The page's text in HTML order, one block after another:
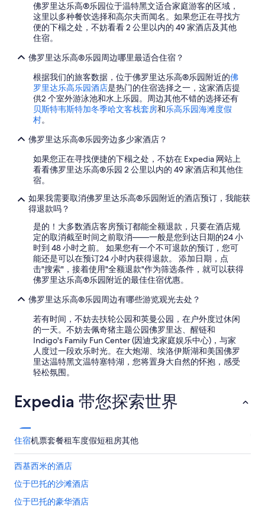
佛罗里达乐高®乐园位于温特黑文适合家庭游客的区域，
这里以多种餐饮选择和高尔夫而闻名。如果您正在寻找方
便的下榻之处，不妨看看 2 公里以内的 49 家酒店及其他
住宿。
佛罗里达乐高®乐园周边哪里最适合住宿？
根据我们的旅客数据，位于佛罗里达乐高®乐园附近的佛
罗里达乐高乐园酒店是热门的住宿选择之一，这家酒店提
供2 个室外游泳池和水上乐园。周边其他不错的选择还有
贝斯特韦斯特加冬季哈文客栈套房和乐高乐园海滩度假
村。
佛罗里达乐高®乐园旁边多少家酒店？
如果您正在寻找便捷的下榻之处，不妨在 Expedia 网站上
看看佛罗里达乐高®乐园 2 公里以内的 49 家酒店和其他住
宿。
如果我需要取消佛罗里达乐高®乐园附近的酒店预订，我能获
得退款吗？
是的！大多数酒店客房预订都能全额退款，只要在酒店规
定的取消截至时间之前取消——一般是您到达日期的24 小
时到 48 小时之前。 如果您有一个不可退款的预订，您可
能还是可以在预订24 小时内获得退款。 添加日期，点
击"搜索"，接着使用"全额退款"作为筛选条件，就可以获得
佛罗里达乐高®乐园附近的最佳住宿优惠。
佛罗里达乐高®乐园周边有哪些游览观光去处？
若有时间，不妨去扶轮公园和英曼公园，在户外度过休闲
的一天。不妨去佩奇猪主题公园佛罗里达、醒链和
Indigo's Family Fun Center (因迪戈家庭娱乐中心)，与家
人度过一段欢乐时光。在大炮湖、埃洛伊斯湖和美国佛罗
里达温特黑文温特塞特湖，您将置身大自然的怀抱，感受
轻松氛围。
Expedia 带您探索世界
住宿机票套餐租车度假短租房其他
西基西米的酒店
位于巴托的沙滩酒店
位于巴托的豪华酒店